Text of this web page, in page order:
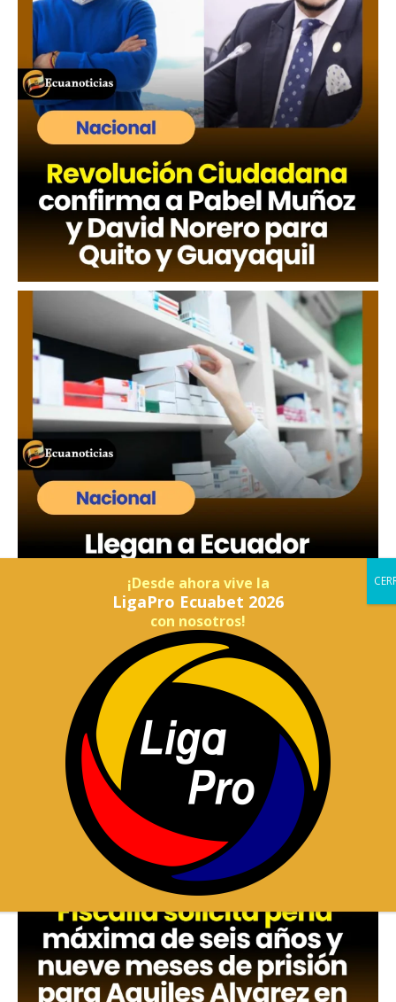
¡Desde ahora vive la
LigaPro Ecuabet 2026
con nosotros!